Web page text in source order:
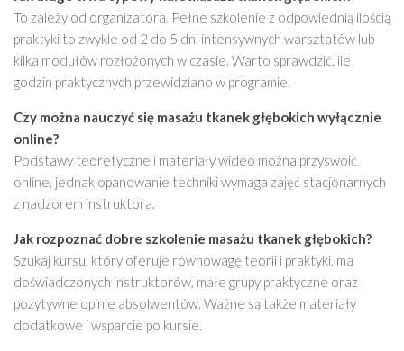
To zależy od organizatora. Pełne szkolenie z odpowiednią ilością
praktyki to zwykle od 2 do 5 dni intensywnych warsztatów lub
kilka modułów rozłożonych w czasie. Warto sprawdzić, ile
godzin praktycznych przewidziano w programie.
Czy można nauczyć się masażu tkanek głębokich wyłącznie
online?
Podstawy teoretyczne i materiały wideo można przyswoić
online, jednak opanowanie techniki wymaga zajęć stacjonarnych
z nadzorem instruktora.
Jak rozpoznać dobre szkolenie masażu tkanek głębokich?
Szukaj kursu, który oferuje równowagę teorii i praktyki, ma
doświadczonych instruktorów, małe grupy praktyczne oraz
pozytywne opinie absolwentów. Ważne są także materiały
dodatkowe i wsparcie po kursie.